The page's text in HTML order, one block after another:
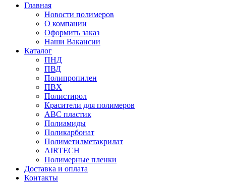
Главная
Новости полимеров
О компании
Оформить заказ
Наши Вакансии
Каталог
ПНД
ПВД
Полипропилен
ПВХ
Полистирол
Красители для полимеров
АВС пластик
Полиамиды
Поликарбонат
Полиметилметакрилат
AIRTECH
Полимерные пленки
Доставка и оплата
Контакты